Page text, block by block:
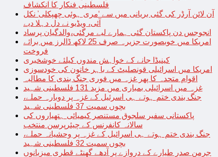
فلسطینی فنکار کا انکشاف
آن لائن آرڈر کی گئی بریانی میں سے ‘مری ہوئی چھپکلی’ نکل
آئی، ویڈیو نے دل دہلا دیے
انجوجس دن پاکستان گئی ہمارے لیے مرگئی،والدگیان پرساد
امریکا میں خوبصورت جزیرہ صرف 25 لاکھ ڈالرز میں برائے
فروخت
کینیڈا جانے کے خواہش مندوں کیلئے خوشخبری
امریکا میں اسرائیلی قونصلیٹ کے باہر خاتون کی خودسوزی
اقوام متحدہ کا پھر غزہ میں فوری جنگ بندی کا مطالبہ
غزہ میں اسرائیلی بمباری میں مزید 131 فلسطینی شہید
جنگ بندی ختم ہوتے ہی اسرئیل کے غزہ پر دوبارہ حملے،
بچوں سمیت 37 فلسطینی شہید
پاکستانی سفیر سلجوق مستنصر کیمیائی ہتھیاروں کی
سالانہ کانفرنس کے چیئرپرسن منتخب
جنگ بندی ختم ہوتے ہی اسرائیل کے غزہ پر وحشیانہ حملے،
بچوں سمیت 32 فلسطینی شہید
جرمن صدر طیارے کے دروازے پر آدھے گھنٹے قطری میزبانوں